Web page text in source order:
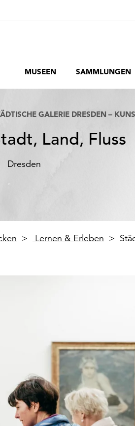
MUSEEN SAMMLUNGEN
GALERIE DRESDEN –
Land, Fluss
Dresden
Lernen & Erleben